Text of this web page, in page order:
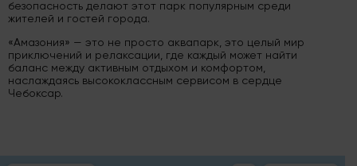
безопасность делают этот парк популярным среди
жителей и гостей города.
«Амазония» — это не просто аквапарк, это целый мир
приключений и релаксации, где каждый может найти
баланс между активным отдыхом и комфортом,
наслаждаясь высококлассным сервисом в сердце
Чебоксар.